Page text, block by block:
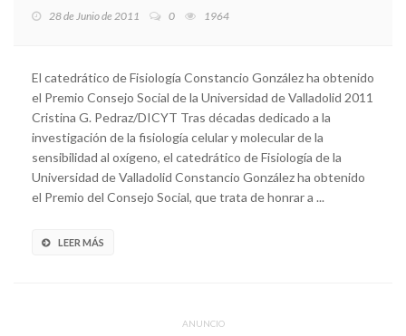
28 de Junio de 2011 0 1964
El catedrático de Fisiología Constancio González ha obtenido
el Premio Consejo Social de la Universidad de Valladolid 2011
Cristina G. Pedraz/DICYT Tras décadas dedicado a la
investigación de la fisiología celular y molecular de la
sensibilidad al oxígeno, el catedrático de Fisiología de la
Universidad de Valladolid Constancio González ha obtenido
el Premio del Consejo Social, que trata de honrar a ...
LEER MÁS
ANUNCIO